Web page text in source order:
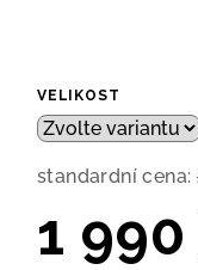
VELIKOST
standardní cena:
1